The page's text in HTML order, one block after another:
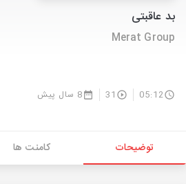
بد عاقبتی
Merat Group
05:12
31 8 سال پیش
توضیحات کامنت ها